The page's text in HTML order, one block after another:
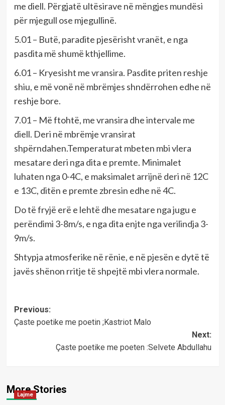
me diell. Përgjatë ultësirave në mëngjes mundësi
për mjegull ose mjegullinë.
5.01 – Butë, paradite pjesërisht vranët, e nga
pasdita më shumë kthjellime.
6.01 – Kryesisht me vransira. Pasdite priten reshje
shiu, e më vonë në mbrëmjes shndërrohen edhe në
reshje bore.
7.01 – Më ftohtë, me vransira dhe intervale me
diell. Deri në mbrëmje vransirat
shpërndahen.Temperaturat mbeten mbi vlera
mesatare deri nga dita e premte. Minimalet
luhaten nga 0-4C, e maksimalet arrijnë deri në 12C
e 13C, ditën e premte zbresin edhe në 4C.
Do të fryjë erë e lehtë dhe mesatare nga jugu e
perëndimi 3-8m/s, e nga dita enjte nga verilindja 3-
9m/s.
Shtypja atmosferike në rënie, e në pjesën e dytë të
javës shënon rritje të shpejtë mbi vlera normale.
Post
navigation
Previous:
Çaste poetike me poetin ;Kastriot Malo
Next:
Çaste poetike me poeten :Selvete Abdullahu
More Stories
Lajme